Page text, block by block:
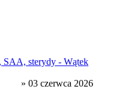
SAA, sterydy - Wątek
» 03 czerwca 2026